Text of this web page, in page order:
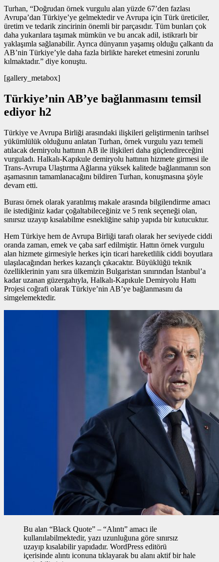
Turhan, “Doğrudan örnek vurgulu alan yüzde 67’den fazlası
Avrupa’dan Türkiye’ye gelmektedir ve Avrupa için Türk üreticiler,
üretim ve tedarik zincirinin önemli bir parçasıdır. Tüm bunları çok
daha yukarılara taşımak mümkün ve bu ancak adil, istikrarlı bir
yaklaşımla sağlanabilir. Ayrıca dünyanın yaşamış olduğu çalkantı da
AB’nin Türkiye’yle daha fazla birlikte hareket etmesini zorunlu
kılmaktadır.” diye konuştu.
[gallery_metabox]
Türkiye’nin AB’ye bağlanmasını temsil
ediyor h2
Türkiye ve Avrupa Birliği arasındaki ilişkileri geliştirmenin tarihsel
yükümlülük olduğunu anlatan Turhan, örnek vurgulu yazı temeli
atılacak demiryolu hattının AB ile ilişkileri daha güçlendireceğini
vurguladı. Halkalı-Kapıkule demiryolu hattının hizmete girmesi ile
Trans-Avrupa Ulaştırma Ağlarına yüksek kalitede bağlanmanın son
aşamasının tamamlanacağını bildiren Turhan, konuşmasına şöyle
devam etti.
Burası örnek olarak yaratılmış makale arasında bilgilendirme amacı
ile istediğiniz kadar çoğaltabileceğiniz ve 5 renk seçeneği olan,
sınırsız uzayıp kısalabilme esnekliğine sahip yapıda bir kutucuktur.
Hem Türkiye hem de Avrupa Birliği tarafı olarak her seviyede ciddi
oranda zaman, emek ve çaba sarf edilmiştir. Hattın örnek vurgulu
alan hizmete girmesiyle herkes için ticari hareketlilik ciddi boyutlara
ulaşılacağından herkes kazançlı çıkacaktır. Büyüklüğü teknik
özelliklerinin yanı sıra ülkemizin Bulgaristan sınırından İstanbul’a
kadar uzanan güzergahıyla, Halkalı-Kapıkule Demiryolu Hattı
Projesi coğrafi olarak Türkiye’nin AB’ye bağlanmasını da
simgelemektedir.
Bu alan “Black Quote” – “Alıntı” amacı ile
kullanılabilmektedir, yazı uzunluğuna göre sınırsız
uzayıp kısalabilir yapıdadır. WordPress editörü
içerisinde alıntı iconuna tıklayarak bu alanı aktif bir hale